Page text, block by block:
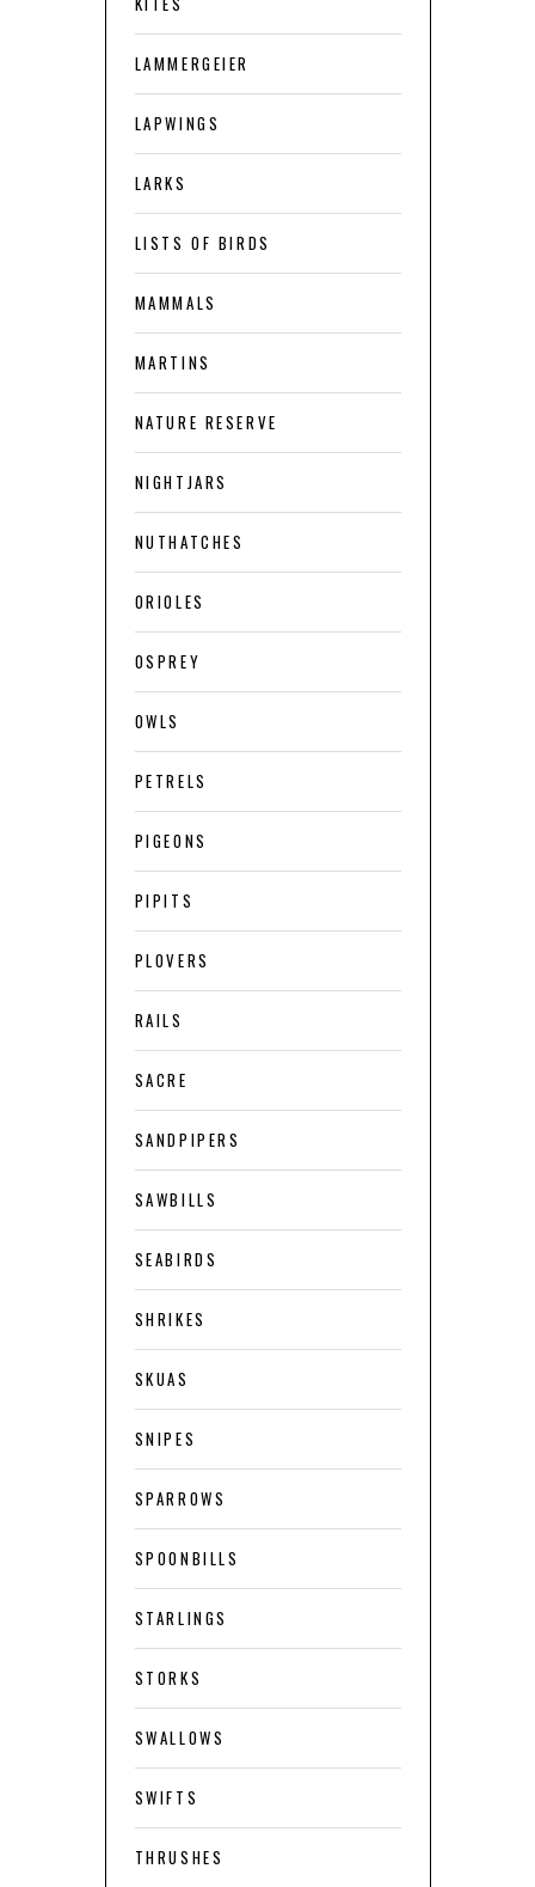
LAMMERGEIER
LAPWINGS
LARKS
LISTS OF BIRDS
MAMMALS
MARTINS
NATURE RESERVE
NIGHTJARS
NUTHATCHES
ORIOLES
OSPREY
OWLS
PETRELS
PIGEONS
PIPITS
PLOVERS
RAILS
SACRE
SANDPIPERS
SAWBILLS
SEABIRDS
SHRIKES
SKUAS
SNIPES
SPARROWS
SPOONBILLS
STARLINGS
STORKS
SWALLOWS
SWIFTS
THRUSHES